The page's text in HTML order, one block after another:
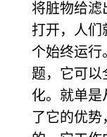
将脏物给滤
打开，人们
个始终运行
题，它可以
化。就单是
了它的优